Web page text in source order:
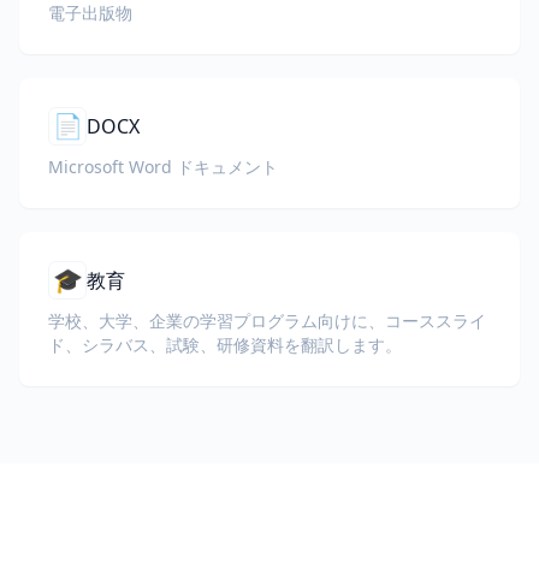
電子出版物
📄 DOCX
Microsoft Word ドキュメント
🎓教育
学校、大学、企業の学習プログラム向けに、コーススライ
ド、シラバス、試験、研修資料を翻訳します。